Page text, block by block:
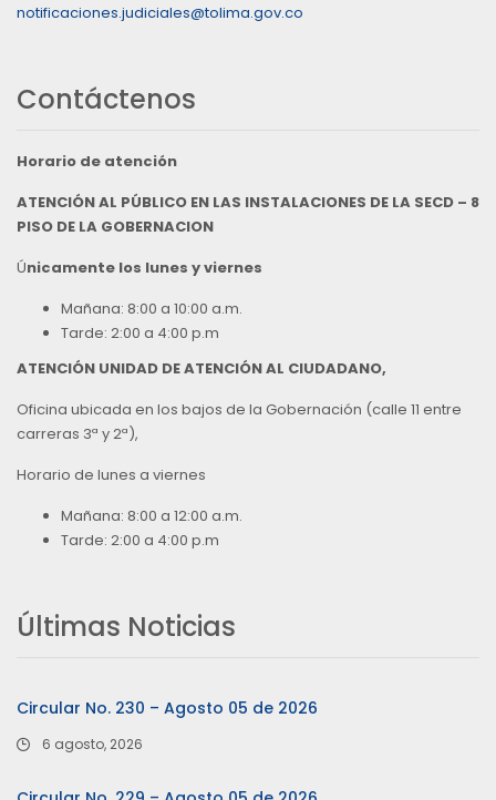
notificaciones.judiciales@tolima.gov.co
Contáctenos
Horario de atención
ATENCIÓN AL PÚBLICO EN LAS INSTALACIONES DE LA SECD – 8
PISO DE LA GOBERNACION
Únicamente los lunes y viernes
Mañana: 8:00 a 10:00 a.m.
Tarde: 2:00 a 4:00 p.m
ATENCIÓN UNIDAD DE ATENCIÓN AL CIUDADANO,
Oficina ubicada en los bajos de la Gobernación (calle 11 entre
carreras 3ª y 2ª),
Horario de lunes a viernes
Mañana: 8:00 a 12:00 a.m.
Tarde: 2:00 a 4:00 p.m
Últimas Noticias
Circular No. 230 – Agosto 05 de 2026
6 agosto, 2026